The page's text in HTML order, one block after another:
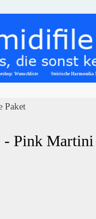
überspringen
▼ Wunschliste Steirische Harmonika
Paket
- Pink